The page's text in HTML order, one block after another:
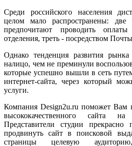
Среди российского населения
целом мало распространены: две
предпочитают проводить
отделения, треть - посредством
Однако тенденция развития
налицо, чем не преминули
которые успешно вышли в сеть
интернет-сайта, через который
услуги.
Компания Design2u.ru поможет Вам
высококачественного сайта
Представители студии прекрасно
продвинуть сайт в поисковой
страницы целевую